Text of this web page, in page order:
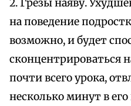
2. Грезы наяву.
на поведение
возможно, и будет
сконцентрироваться
почти всего урока,
несколько минут в